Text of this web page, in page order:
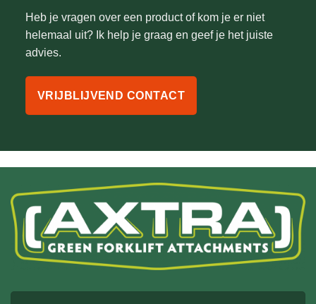
Heb je vragen over een product of kom je er niet
helemaal uit? Ik help je graag en geef je het juiste
advies.
VRIJBLIJVEND CONTACT